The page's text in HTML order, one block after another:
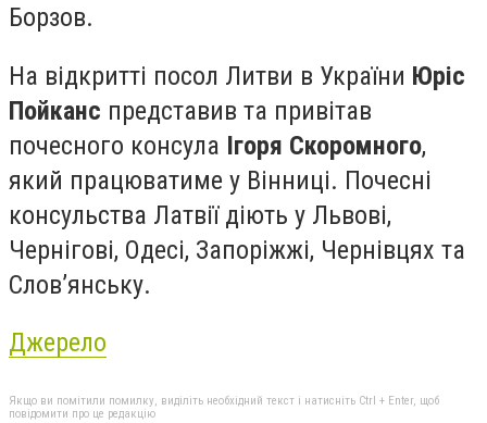
Борзов.
На відкритті посол Литви в України Юріс
Пойканс представив та привітав
почесного консула Ігоря Скоромного,
який працюватиме у Вінниці. Почесні
консульства Латвії діють у Львові,
Чернігові, Одесі, Запоріжжі, Чернівцях та
Слов’янську.
Джерело
Якщо ви помітили помилку, виділіть необхідний текст і натисніть Ctrl + Enter, щоб
повідомити про це редакцію